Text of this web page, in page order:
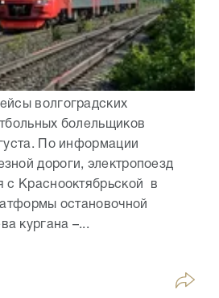
волгоградских
болельщиков
По информации
дороги, электропоезд
с Краснооктябрьской в
остановочной
кургана –...